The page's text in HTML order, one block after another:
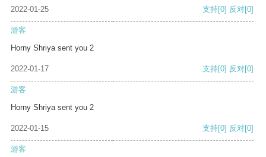
2022-01-25 支持[0] 反对[0]
游客
Horny Shriya sent you 2
2022-01-17 支持[0] 反对[0]
游客
Horny Shriya sent you 2
2022-01-15 支持[0] 反对[0]
游客